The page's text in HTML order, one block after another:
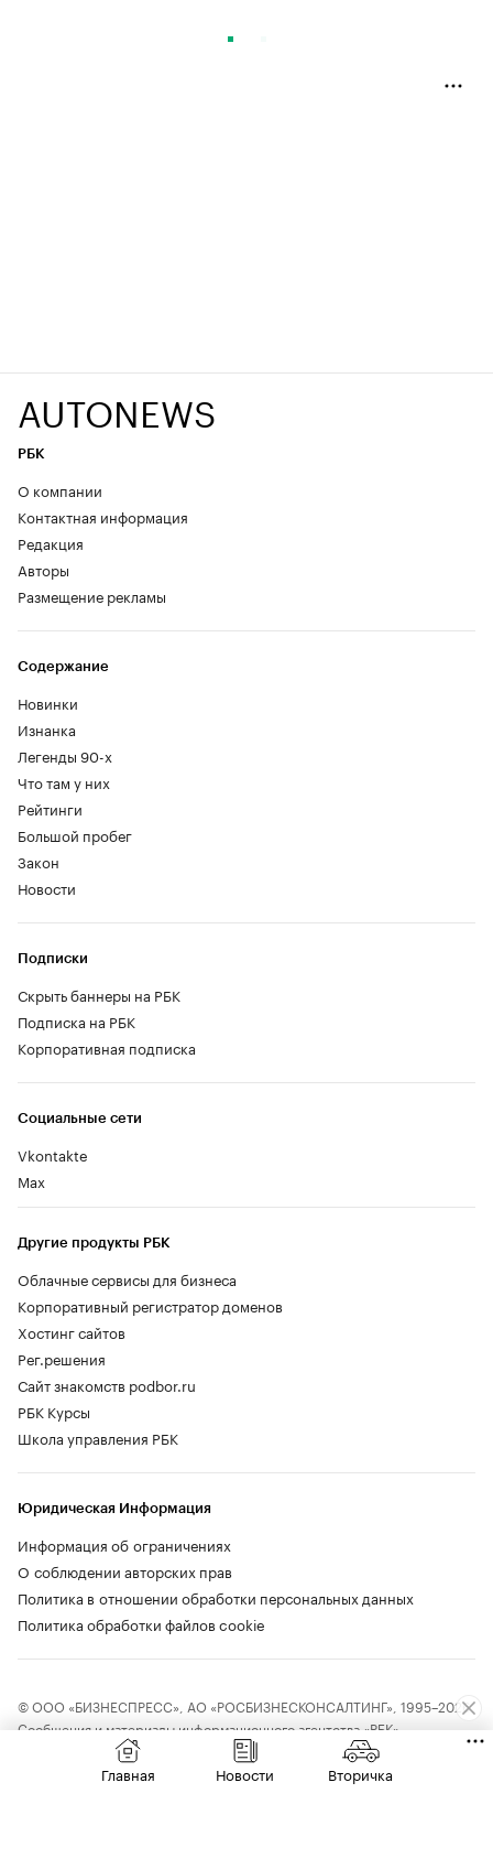
AUTONEWS
РБК
О компании
Контактная информация
Редакция
Авторы
Размещение рекламы
Содержание
Новинки
Изнанка
Легенды 90-х
Что там у них
Рейтинги
Большой пробег
Закон
Новости
Социальные сети
Vkontakte
Max
Другие продукты РБК
Облачные сервисы для бизнеса
Корпоративный регистратор доменов
Хостинг сайтов
Рег.решения
Сайт знакомств podbor.ru
РБК Курсы
Школа управления РБК
Подписки
Скрыть баннеры на РБК
Подписка на РБК
Корпоративная подписка
Юридическая Информация
Информация об ограничениях
О соблюдении авторских прав
Политика в отношении обработки персональных данных
Политика обработки файлов cookie
© ООО «БИЗНЕСПРЕСС», АО «РОСБИЗНЕСКОНСАЛТИНГ», 1995–2026.
Сообщения и материалы информационного агентства «РБК»
(свидетельство о регистрации средства массовой информации выдано
Федеральной службой по надзору в сфере связи, информационных
Главная Новости Вторичка